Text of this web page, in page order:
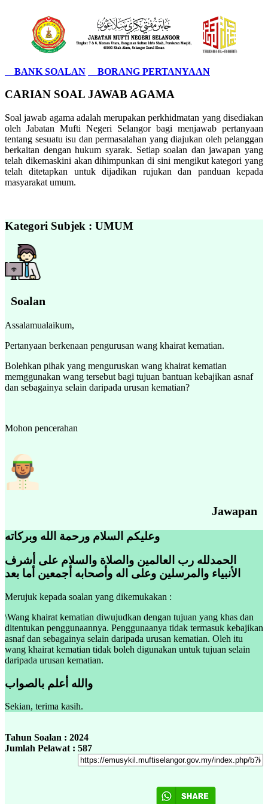
BANK SOALAN BORANG PERTANYAAN
CARIAN SOAL JAWAB AGAMA
Soal jawab agama adalah merupakan perkhidmatan yang disediakan
oleh Jabatan Mufti Negeri Selangor bagi menjawab pertanyaan
tentang sesuatu isu dan permasalahan yang diajukan oleh pelanggan
berkaitan dengan hukum syarak. Setiap soalan dan jawapan yang
telah dikemaskini akan dihimpunkan di sini mengikut kategori yang
telah ditetapkan untuk dijadikan rujukan dan panduan kepada
masyarakat umum.
Kategori Subjek : UMUM
Soalan
Assalamualaikum,
Pertanyaan berkenaan pengurusan wang khairat kematian.
Bolehkan pihak yang menguruskan wang khairat kematian
memggunakan wang tersebut bagi tujuan bantuan kebajikan asnaf
dan sebagainya selain daripada urusan kematian?
Mohon pencerahan
Jawapan
وعليكم السلام ورحمة الله وبركاته
الحمدلله رب العالمين والصلاة والسلام على أشرف
الأنبياء والمرسلين وعلى اله وأصحابه أجمعين أما بعد
Merujuk kepada soalan yang dikemukakan :
\Wang khairat kematian diwujudkan dengan tujuan yang khas dan
ditentukan penggunaannya. Penggunaanya tidak termasuk kebajikan
asnaf dan sebagainya selain daripada urusan kematian. Oleh itu
wang khairat kematian tidak boleh digunakan untuk tujuan selain
daripada urusan kematian.
والله أعلم بالصواب
Sekian, terima kasih.
Tahun Soalan : 2024
Jumlah Pelawat : 587